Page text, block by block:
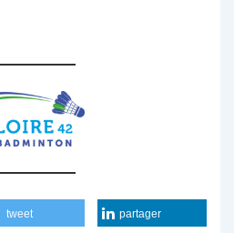
tweet partager